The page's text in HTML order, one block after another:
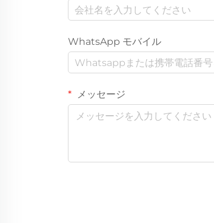
WhatsApp モバイル
メッセージ